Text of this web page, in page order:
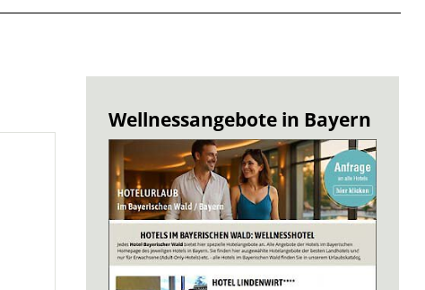
Wellnessangebote in Bayern